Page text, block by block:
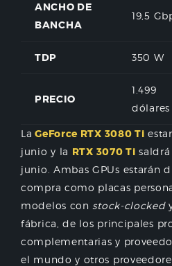
ANCHO DE
BANCHA
19,5
TDP 350 W
PRECIO
1.499
dólares
La GeForce RTX 3080 Ti
junio y la RTX 3070 Ti
junio. Ambas GPUs estarán
compra como placas
modelos con stock-clocked
fábrica, de los principales
complementarias y
el mundo y otros